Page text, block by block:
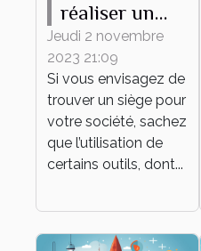
réaliser un
tampon d'une
société ?
Jeudi 2 novembre
2023 21:09
Si vous envisagez de
trouver un siège pour
votre société, sachez
que l’utilisation de
certains outils, dont...